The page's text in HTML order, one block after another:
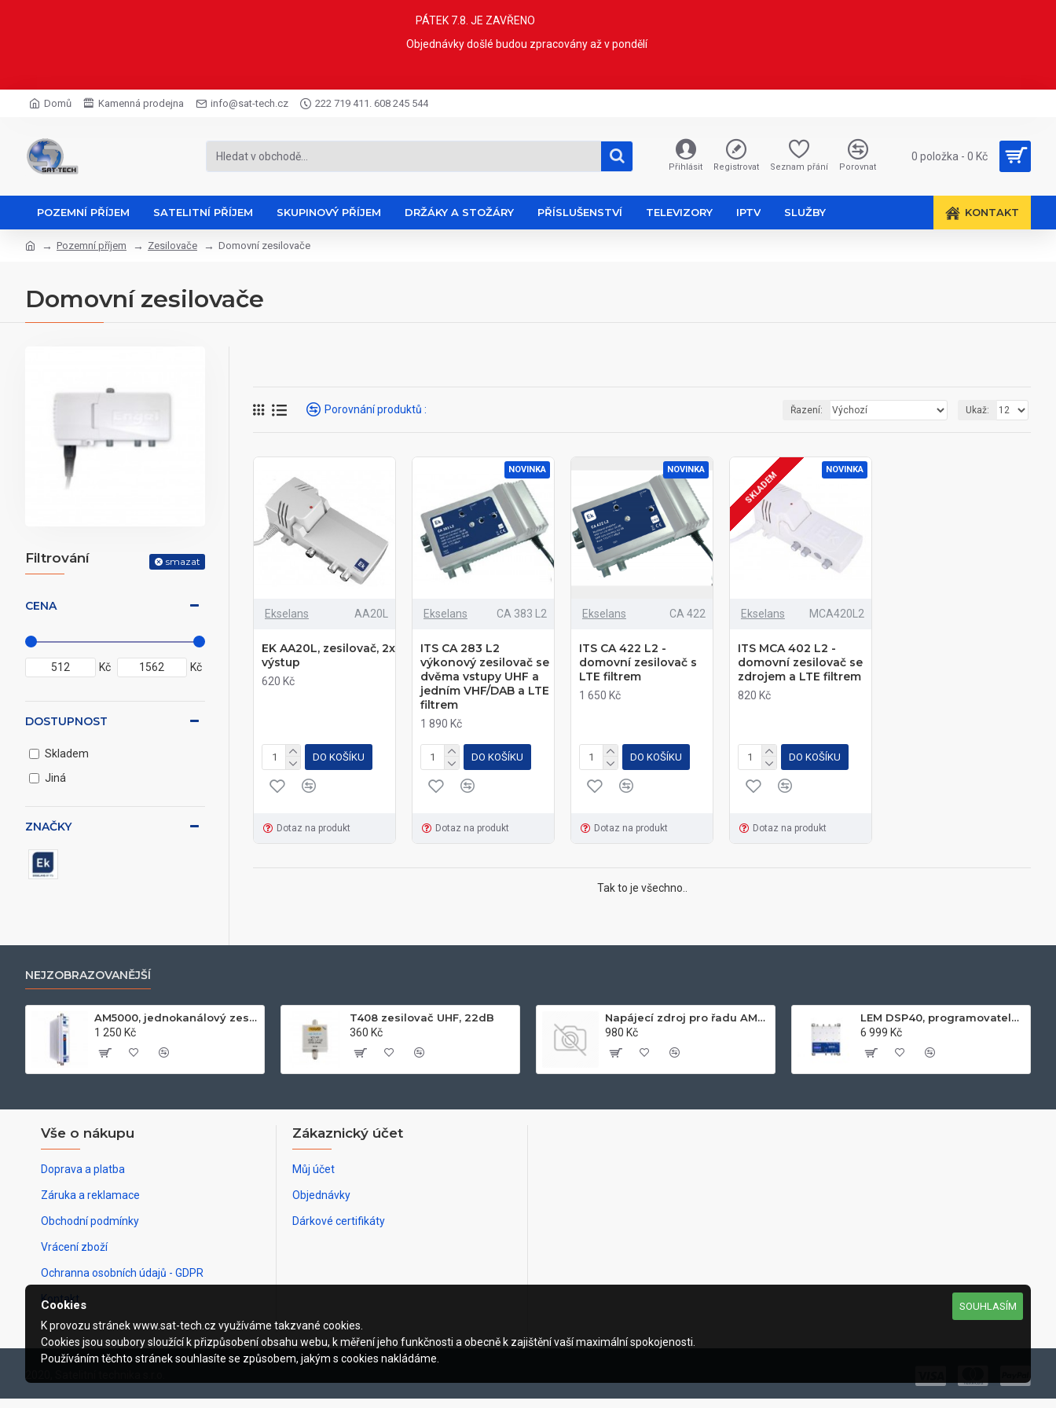
PÁTEK 7.8. JE ZAVŘENO
Objednávky došlé budou zpracovány až v pondělí
Domů Kamenná prodejna info@sat-tech.cz 222 719 411. 608 245 544
Přihlásit Registrovat Seznam přání Porovnat
0 položka - 0 Kč
POZEMNÍ PŘÍJEM SATELITNÍ PŘÍJEM SKUPINOVÝ PŘÍJEM DRŽÁKY A STOŽÁRY PŘÍSLUŠENSTVÍ TELEVIZORY IPTV SLUŽBY KONTAKT
Pozemní příjem Zesilovače Domovní zesilovače
Domovní zesilovače
Filtrování smazat
CENA
Kč Kč
ZNAČKY
DOSTUPNOST
Skladem
Jiná
Porovnání produktů : Řazení: Ukaž:
Ekselans AA20L
EK AA20L, zesilovač, 2x
výstup
620 Kč
DO KOŠÍKU
Dotaz na produkt
NOVINKA
Ekselans CA 383 L2
ITS CA 283 L2
výkonový zesilovač se
dvěma vstupy UHF a
jedním VHF/DAB a LTE
filtrem
1 890 Kč
DO KOŠÍKU
Dotaz na produkt
NOVINKA
Ekselans CA 422
ITS CA 422 L2 -
domovní zesilovač s
LTE filtrem
1 650 Kč
DO KOŠÍKU
Dotaz na produkt
NOVINKA
SKLADEM
Ekselans MCA420L2
ITS MCA 402 L2 -
domovní zesilovač se
zdrojem a LTE filtrem
820 Kč
DO KOŠÍKU
Dotaz na produkt
Tak to je všechno..
NEJZOBRAZOVANĚJŠÍ
AM5000, jednokanálový zesilovač UHF k21-k60, 50dB, 122dB
1 250 Kč
T408 zesilovač UHF, 22dB
360 Kč
Napájecí zdroj pro řadu AM60xx, 24V, 2.1A
980 Kč
LEM DSP40, programovatelný zesilovač
6 999 Kč
Vše o nákupu
Doprava a platba
Záruka a reklamace
Obchodní podmínky
Vrácení zboží
Ochranna osobních údajů - GDPR
Kontakt
Zákaznický účet
Můj účet
Objednávky
Dárkové certifikáty
2020, Satelitní technika s.r.o.
SOUHLASÍM
Cookies
K provozu stránek www.sat-tech.cz využíváme takzvané cookies.
Cookies jsou soubory sloužící k přizpůsobení obsahu webu, k měření jeho funkčnosti a obecně k zajištění vaší maximální spokojenosti.
Používáním těchto stránek souhlasíte se způsobem, jakým s cookies nakládáme.